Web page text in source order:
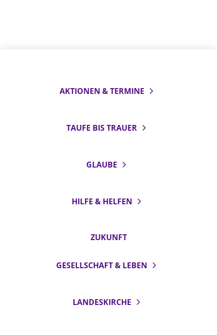
AKTIONEN & TERMINE
TAUFE BIS TRAUER
GLAUBE
HILFE & HELFEN
ZUKUNFT
GESELLSCHAFT & LEBEN
LANDESKIRCHE